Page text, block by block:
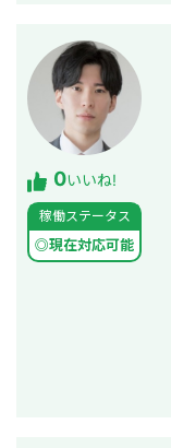
0いいね!
稼働ステータス
◎現在対応可能